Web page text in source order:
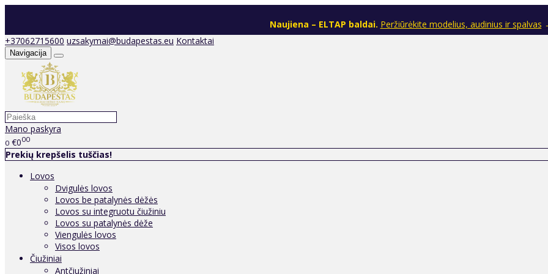
Naujiena – ELTAP baldai. Peržiūrėkite modelius, audinius ir spalvas
+37062715600 uzsakymai@budapestas.eu Kontaktai
Navigacija
Mano paskyra
0 €000
Prekių krepšelis tuščias!
Lovos
Dvigulės lovos
Lovos be patalynės dėžės
Lovos su integruotu čiužiniu
Lovos su patalynės dėže
Viengulės lovos
Visos lovos
Čiužiniai
Antčiužiniai